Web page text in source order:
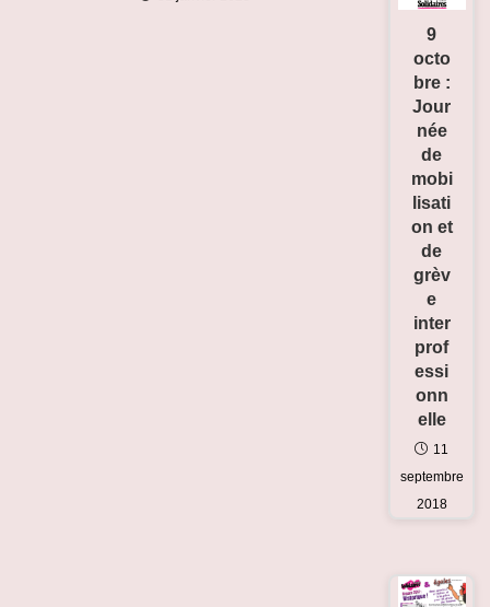
9
octo
bre :
Jour
née
de
mobi
lisati
on et
de
grèv
e
inter
prof
essi
onn
elle
11
septembre
2018